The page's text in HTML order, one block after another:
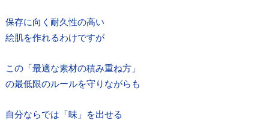
保存に向く耐久性の高い
絵肌を作れるわけですが
この「最適な素材の積み重ね方」
の最低限のルールを守りながらも
自分ならでは「味」を出せる